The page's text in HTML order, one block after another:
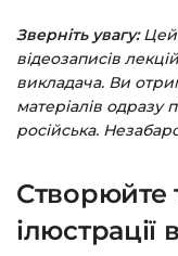
Заповніть
Оплатіть
способів
Натисніть її
курсами.
Зверніть увагу:Цей
відеозаписів
викладача. Ви
матеріалів одразу
російська.
Створюйте